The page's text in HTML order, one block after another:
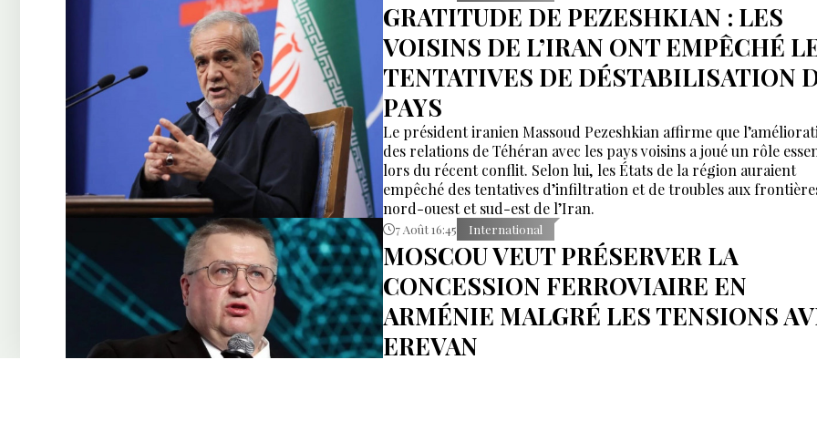
GRATITUDE DE PEZESHKIAN : LES
VOISINS DE L’IRAN ONT EMPÊCHÉ
TENTATIVES DE DÉSTABILISATION
PAYS
Le président iranien Massoud Pezeshkian affirme que
des relations de Téhéran avec les pays voisins a joué un rôle
lors du récent conflit. Selon lui, les États de la région auraient
empêché des tentatives d’infiltration et de troubles aux
nord-ouest et sud-est de l’Iran.
7 Août 16:45 International
MOSCOU VEUT PRÉSERVER LA
CONCESSION FERROVIAIRE EN
ARMÉNIE MALGRÉ LES TENSIONS
EREVAN